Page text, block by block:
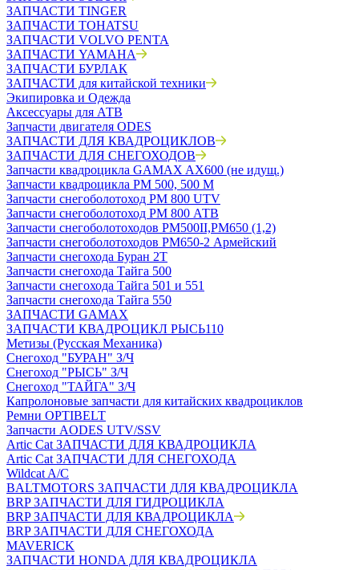
ЗАПЧАСТИ TINGER
ЗАПЧАСТИ TOHATSU
ЗАПЧАСТИ VOLVO PENTA
ЗАПЧАСТИ YAMAHA
ЗАПЧАСТИ БУРЛАК
ЗАПЧАСТИ для китайской техники
Экипировка и Одежда
Аксессуары для АТВ
Запчасти двигателя ODES
ЗАПЧАСТИ ДЛЯ КВАДРОЦИКЛОВ
ЗАПЧАСТИ ДЛЯ СНЕГОХОДОВ
Запчасти квадроцикла GAMAX AX600 (не идущ.)
Запчасти квадроцикла РМ 500, 500 М
Запчасти снегоболотоход РМ 800 UTV
Запчасти снегоболотоход РМ 800 АТВ
Запчасти снегоболотоходов РМ500II,РМ650 (1,2)
Запчасти снегоболотоходов РМ650-2 Армейский
Запчасти снегохода Буран 2Т
Запчасти снегохода Тайга 500
Запчасти снегохода Тайга 501 и 551
Запчасти снегохода Тайга 550
ЗАПЧАСТИ GAMAX
ЗАПЧАСТИ КВАДРОЦИКЛ РЫСЬ110
Метизы (Русская Механика)
Снегоход "БУРАН" З/Ч
Снегоход "РЫСЬ" З/Ч
Снегоход "ТАЙГА" З/Ч
Капролоновые запчасти для китайских квадроциклов
Ремни OPTIBELT
Запчасти AODES UTV/SSV
Artic Cat ЗАПЧАСТИ ДЛЯ КВАДРОЦИКЛА
Artic Cat ЗАПЧАСТИ ДЛЯ СНЕГОХОДА
Wildcat A/C
BALTMOTORS ЗАПЧАСТИ ДЛЯ КВАДРОЦИКЛА
BRP ЗАПЧАСТИ ДЛЯ ГИДРОЦИКЛА
BRP ЗАПЧАСТИ ДЛЯ КВАДРОЦИКЛА
BRP ЗАПЧАСТИ ДЛЯ СНЕГОХОДА
MAVERICK
ЗАПЧАСТИ HONDA ДЛЯ КВАДРОЦИКЛА